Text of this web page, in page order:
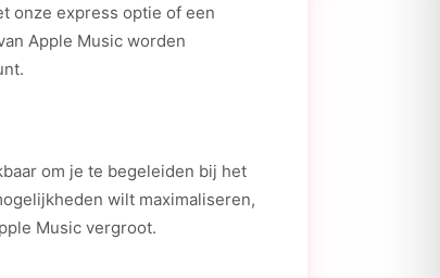
onze express optie of een
Apple Music worden
om je te begeleiden bij het
wilt maximaliseren,
Music vergroot.